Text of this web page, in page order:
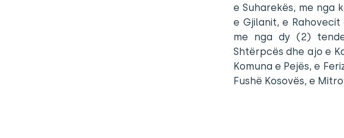
e Suharekës, me nga
e Gjilanit, e
me nga dy (2)
Shtërpcës dhe ajo e
Komuna e Pejës, e
Fushë Kosovës, e